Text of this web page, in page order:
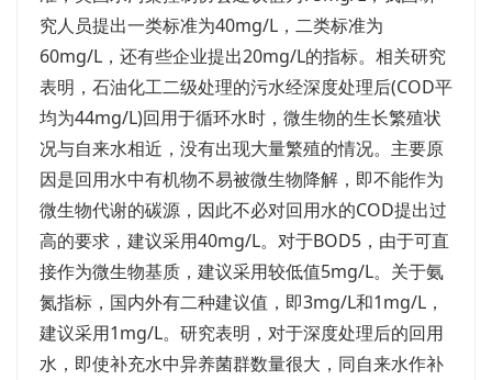
究人员提出一类标准为40mg/L，二类标准为
60mg/L，还有些企业提出20mg/L的指标。相关研究
表明，石油化工二级处理的污水经深度处理后(COD平
均为44mg/L)回用于循环水时，微生物的生长繁殖状
况与自来水相近，没有出现大量繁殖的情况。主要原
因是回用水中有机物不易被微生物降解，即不能作为
微生物代谢的碳源，因此不必对回用水的COD提出过
高的要求，建议采用40mg/L。对于BOD5，由于可直
接作为微生物基质，建议采用较低值5mg/L。关于氨
氮指标，国内外有二种建议值，即3mg/L和1mg/L，
建议采用1mg/L。研究表明，对于深度处理后的回用
水，即使补充水中异养菌群数量很大，同自来水作补